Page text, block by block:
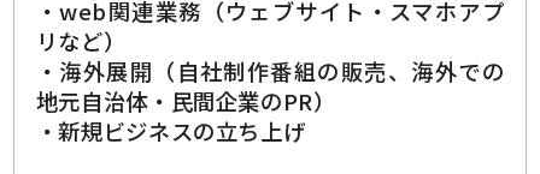
・web関連業務（ウェブサイト・スマホアプ
リなど）
・海外展開（自社制作番組の販売、海外での
地元自治体・民間企業のPR）
・新規ビジネスの立ち上げ